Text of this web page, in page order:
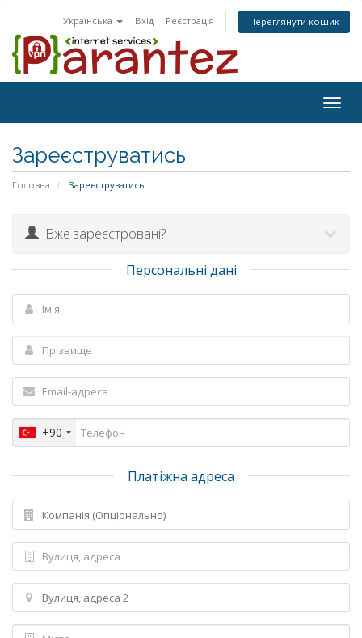
Українська Вхід Реєстрація Переглянути кошик
Зареєструватись
Головна Зареєструватись
Вже зареєстровані?
Персональні дані
+90
Платіжна адреса